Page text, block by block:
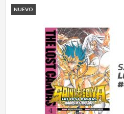
NUEVO